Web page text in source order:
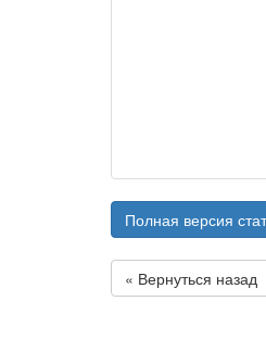
Полная версия
« Вернуться назад